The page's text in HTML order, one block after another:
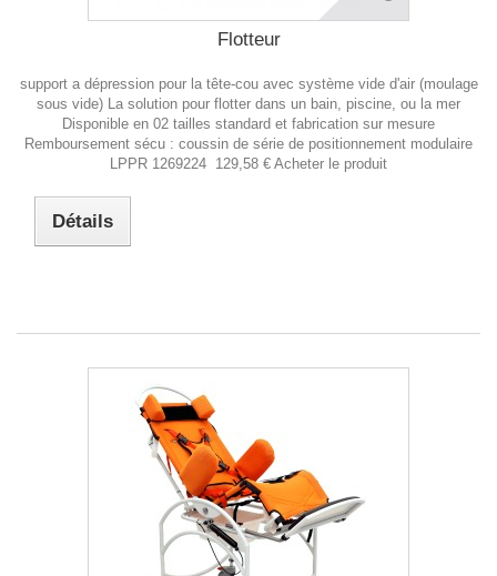
Flotteur
support a dépression pour la tête-cou avec système vide d'air (moulage
sous vide) La solution pour flotter dans un bain, piscine, ou la mer
Disponible en 02 tailles standard et fabrication sur mesure
Remboursement sécu : coussin de série de positionnement modulaire
LPPR 1269224 129,58 € Acheter le produit
Détails